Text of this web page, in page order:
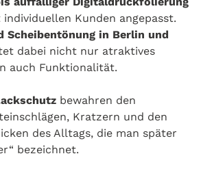
Kunden angepasst.
Scheibentönung in Berlin und
dabei nicht nur atraktives
auch Funktionalität.
bewahren den
Kratzern und den
des Alltags, die man später
bezeichnet.